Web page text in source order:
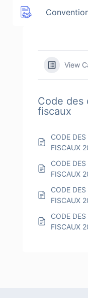
View
Code des
fiscaux
CODE
FISCAUX
CODE
FISCAUX
CODE
FISCAUX
CODE
FISCAUX